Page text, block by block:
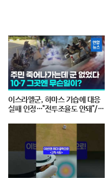
이스라엘군, 하마스 기습에 대응
실패 인정…"전투조율도 안돼"/